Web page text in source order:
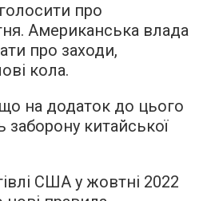
про
Американська влада
про заходи,
кола.
на додаток до цього
китайської
США у жовтні 2022